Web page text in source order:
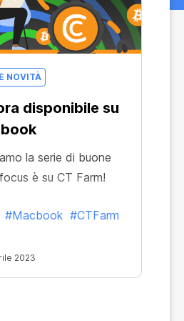
NOVITÀ
disponibile su
la serie di buone
è su CT Farm!
#Macbook #CTFarm
2023